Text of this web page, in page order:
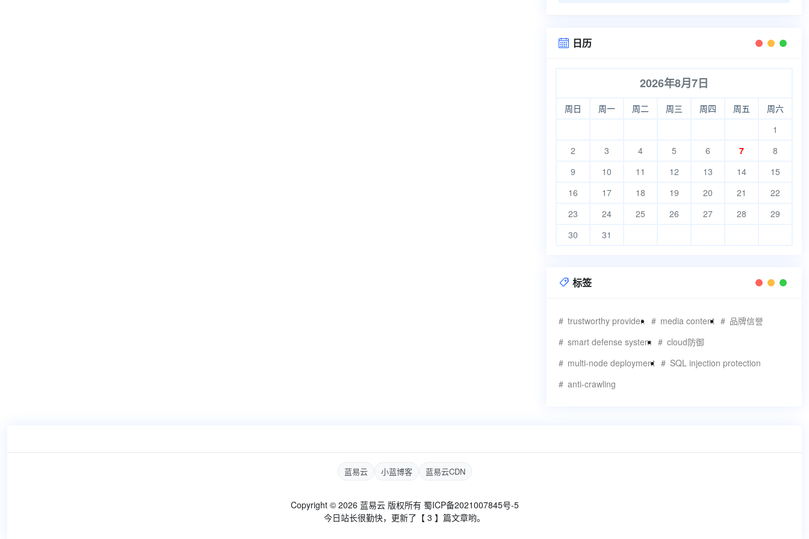
 日历
2026年8月7日
周日 周一 周二 周三 周四 周五
周六
1
2
3 4 5 6 7
8
9
10 11 12 13 14
15
16
17 18 19 20 21
22
23
24 25 26 27 28
29
30
31
 标签
trustworthy provider. media content
品牌信誉
smart defense system
cloud防御
multi-node deployment
SQL injection protection
anti-crawling
蓝易云 小蓝博客 蓝易云CDN
Copyright © 2026 蓝易云 版权所有 蜀ICP备2021007845号-5
今日站长很勤快，更新了【 3 】篇文章哟。